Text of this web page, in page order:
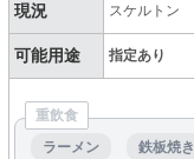
現況 スケルトン
可能用途 指定あり
重飲食
ラーメン
鉄板焼き